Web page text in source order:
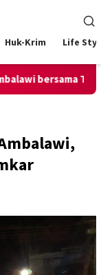
Huk-Krim Life
bersama TNI dan